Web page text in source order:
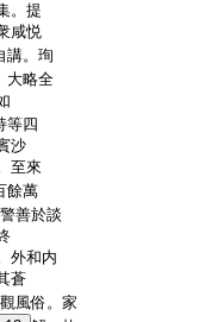
。提
咸悦
講。珣
大略全
等四
沙
至來
餘萬
善於談
外和内
蒼
觀風俗。家